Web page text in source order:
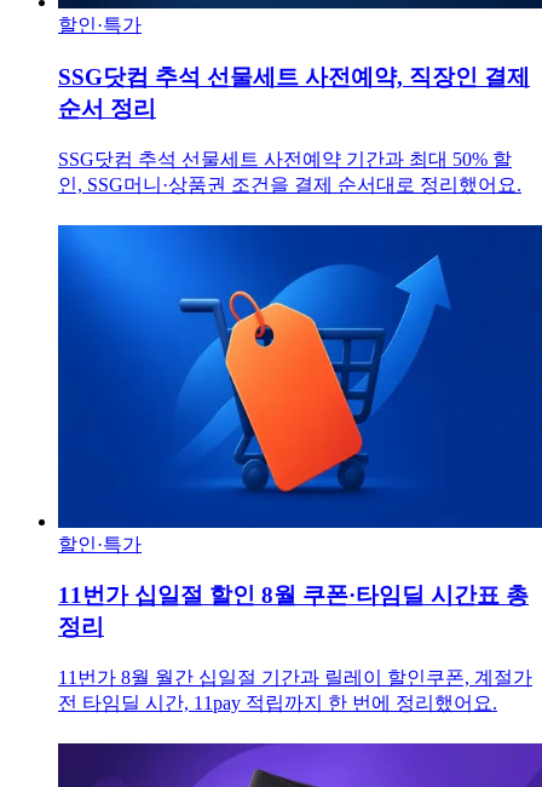
할인·특가
SSG닷컴 추석 선물세트 사전예약, 직장인 결제
순서 정리
SSG닷컴 추석 선물세트 사전예약 기간과 최대 50% 할
인, SSG머니·상품권 조건을 결제 순서대로 정리했어요.
할인·특가
11번가 십일절 할인 8월 쿠폰·타임딜 시간표 총
정리
11번가 8월 월간 십일절 기간과 릴레이 할인쿠폰, 계절가
전 타임딜 시간, 11pay 적립까지 한 번에 정리했어요.